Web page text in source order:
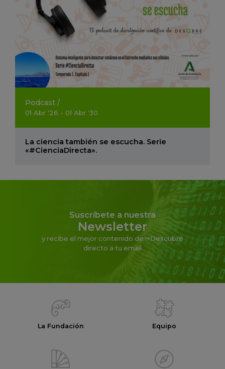
Podcast /
01 Abr '26 - 01 Abr '30
La ciencia también se escucha. Serie
«#CienciaDirecta».
Suscríbete a nuestra
Newsletter
y recibe el mejor contenido de i+Descubre
directo a tu email
La Fundación Equipo